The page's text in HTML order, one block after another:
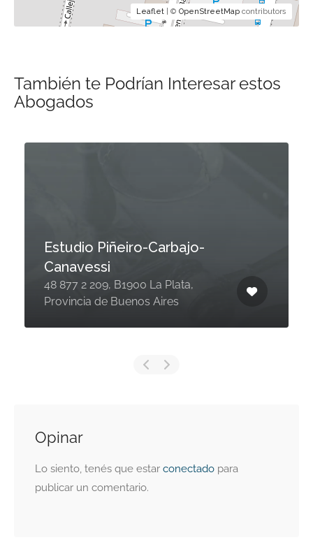
Leaflet | © OpenStreetMap contributors
También te Podrían Interesar estos
Abogados
Estudio Piñeiro-Carbajo-
Canavessi
48 877 2 209, B1900 La Plata,
Provincia de Buenos Aires
Opinar
Lo siento, tenés que estar conectado para
publicar un comentario.